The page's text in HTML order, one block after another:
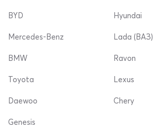
BYD
Mercedes-Benz
Hyundai
Lada (ВАЗ)
BMW
Toyota
Daewoo
Ravon
Lexus
Chery
Genesis